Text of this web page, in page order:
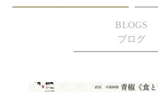
BLOGS
ブログ